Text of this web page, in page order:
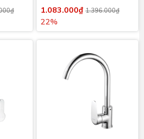
1.083.000₫ 1.396.000₫
22%